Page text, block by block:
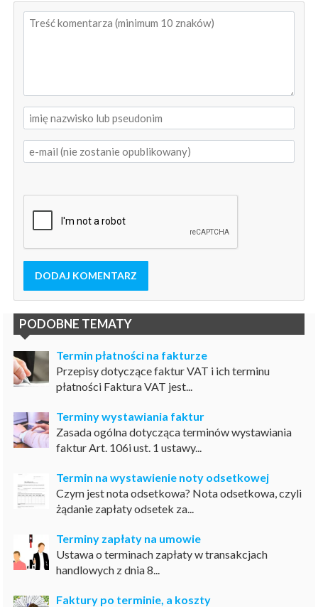
DODAJ KOMENTARZ
PODOBNE TEMATY
Termin płatności na fakturze
Przepisy dotyczące faktur VAT i ich terminu
płatności Faktura VAT jest...
Terminy wystawiania faktur
Zasada ogólna dotycząca terminów wystawiania
faktur Art. 106i ust. 1 ustawy...
Termin na wystawienie noty odsetkowej
Czym jest nota odsetkowa? Nota odsetkowa, czyli
żądanie zapłaty odsetek za...
Terminy zapłaty na umowie
Ustawa o terminach zapłaty w transakcjach
handlowych z dnia 8...
Faktury po terminie, a koszty